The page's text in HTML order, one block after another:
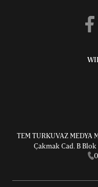
TEM TURKUVAZ MEDYA
Çakmak Cad. B Blok